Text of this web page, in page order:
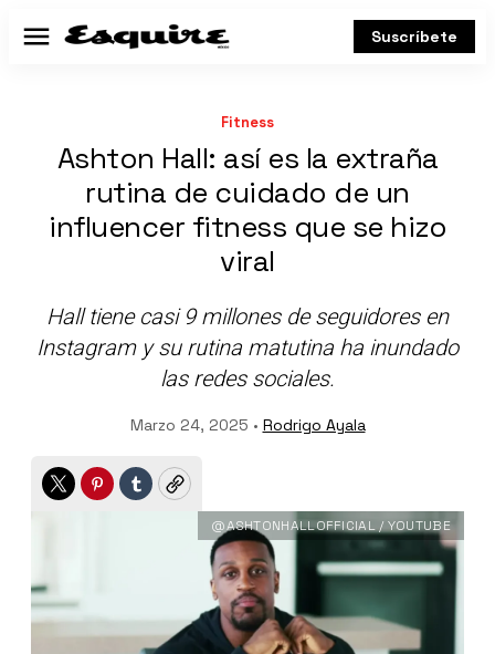
Menú Suscríbete
Fitness
Ashton Hall: así es la extraña
rutina de cuidado de un
influencer fitness que se hizo
viral
Hall tiene casi 9 millones de seguidores en
Instagram y su rutina matutina ha inundado
las redes sociales.
Marzo 24, 2025 • Rodrigo Ayala
TwitterPinterest
TumblrCopy
@ASHTONHALLOFFICIAL / YOUTUBE